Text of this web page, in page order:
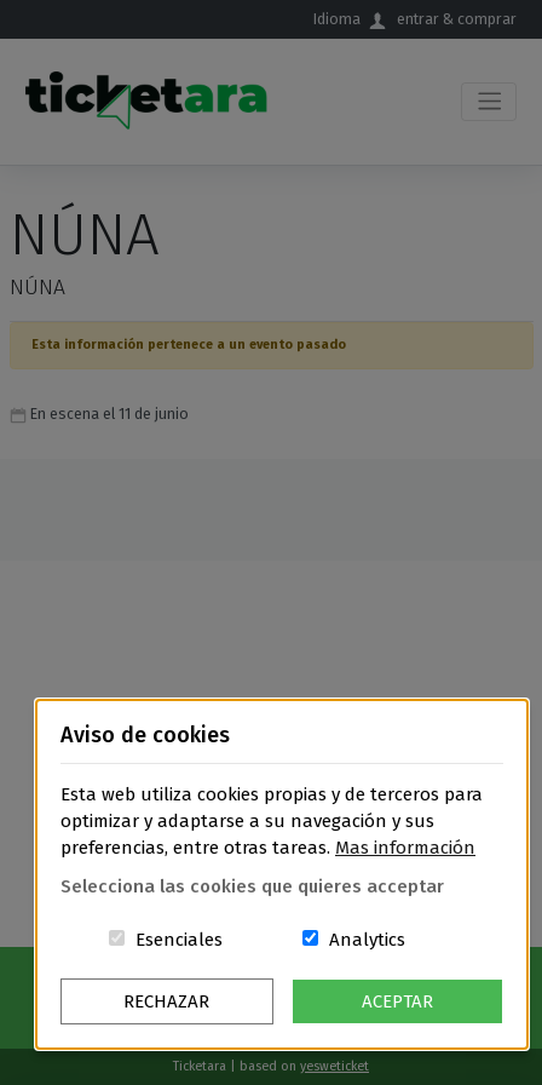
Idioma entrar & comprar
NÚNA
NÚNA
Esta información pertenece a un evento pasado
En escena el 11 de junio
Ticketara | based on yesweticket
Aviso de cookies
Esta web utiliza cookies propias y de terceros para
optimizar y adaptarse a su navegación y sus
preferencias, entre otras tareas. Mas información
Selecciona las cookies que quieres acceptar
Esenciales Estas cookies són essenciales para
AnalyticsCookies related
RECHAZAR ACEPTAR